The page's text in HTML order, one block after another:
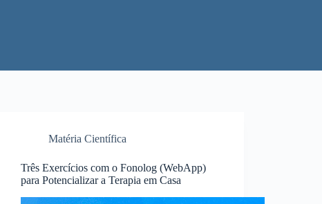
Matéria Científica
Três Exercícios com o Fonolog (WebApp)
para Potencializar a Terapia em Casa